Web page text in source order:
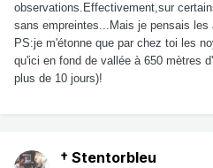
observations.Effectivement,sur
sans empreintes...Mais je pensais les
PS:je m'étonne que par chez toi les
qu'ici en fond de vallée à 650 mètres
plus de 10 jours)!
† Stentorbleu